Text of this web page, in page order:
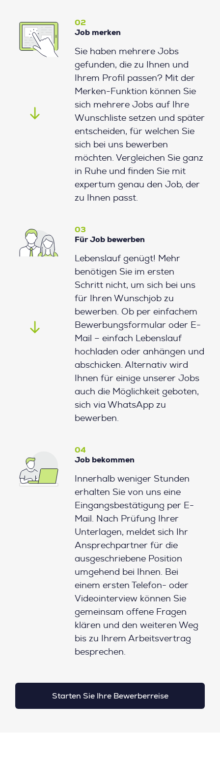
02
Job merken
Sie haben mehrere Jobs
gefunden, die zu Ihnen und
Ihrem Profil passen? Mit der
Merken-Funktion können Sie
sich mehrere Jobs auf Ihre
Wunschliste setzen und später
entscheiden, für welchen Sie
sich bei uns bewerben
möchten. Vergleichen Sie ganz
in Ruhe und finden Sie mit
expertum genau den Job, der
zu Ihnen passt.
03
Für Job bewerben
Lebenslauf genügt! Mehr
benötigen Sie im ersten
Schritt nicht, um sich bei uns
für Ihren Wunschjob zu
bewerben. Ob per einfachem
Bewerbungsformular oder E-
Mail – einfach Lebenslauf
hochladen oder anhängen und
abschicken. Alternativ wird
Ihnen für einige unserer Jobs
auch die Möglichkeit geboten,
sich via WhatsApp zu
bewerben.
04
Job bekommen
Innerhalb weniger Stunden
erhalten Sie von uns eine
Eingangsbestätigung per E-
Mail. Nach Prüfung Ihrer
Unterlagen, meldet sich Ihr
Ansprechpartner für die
ausgeschriebene Position
umgehend bei Ihnen. Bei
einem ersten Telefon- oder
Videointerview können Sie
gemeinsam offene Fragen
klären und den weiteren Weg
bis zu Ihrem Arbeitsvertrag
besprechen.
Starten Sie Ihre Bewerberreise